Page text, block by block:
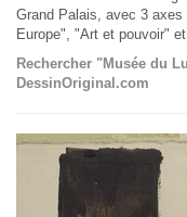
Grand Palais, avec 3
Europe", "Art et pouvoir"
Rechercher "Musée du
DessinOriginal.com